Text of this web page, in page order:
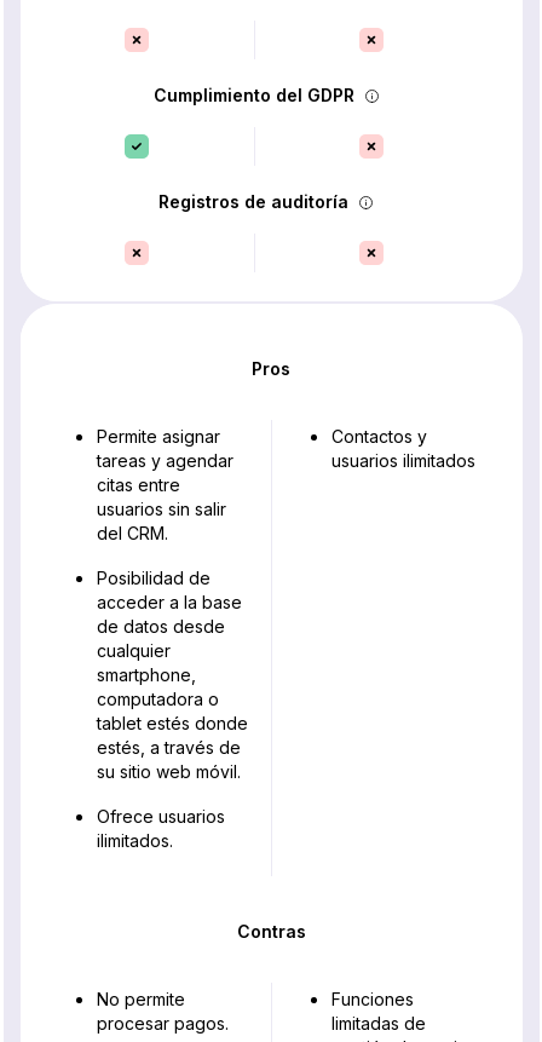
Cumplimiento del GDPR
Registros de auditoría
Pros
Permite asignar
tareas y agendar
citas entre
usuarios sin salir
del CRM.
Posibilidad de
acceder a la base
de datos desde
cualquier
smartphone,
computadora o
tablet estés donde
estés, a través de
su sitio web móvil.
Ofrece usuarios
ilimitados.
Contactos y
usuarios ilimitados
Contras
No permite
procesar pagos.
Funciones
limitadas de